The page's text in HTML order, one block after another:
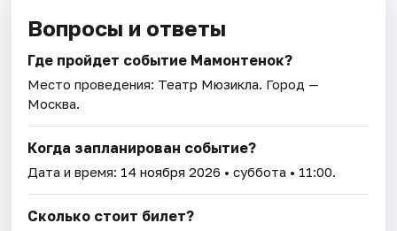
Вопросы и ответы
Где пройдет событие Мамонтенок?
Место проведения: Театр Мюзикла. Город —
Москва.
Когда запланирован событие?
Дата и время: 14 ноября 2026 • суббота • 11:00.
Сколько стоит билет?